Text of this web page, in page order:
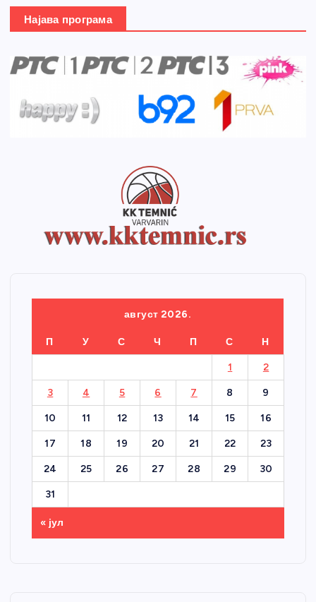
Најава програма
август 2026.
П У С Ч П С Н
1 2
3 4 5 6 7 8 9
10 11 12 13 14 15 16
17 18 19 20 21 22 23
24 25 26 27 28 29 30
31
« јул